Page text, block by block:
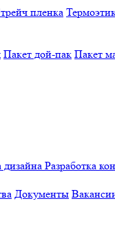
пленка
Пакет дой-пак Пакет
дизайна Разработка
Документы